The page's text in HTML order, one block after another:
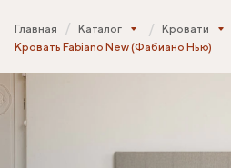
Главная Каталог Кровати
Кровать Fabiano New (Фабиано Нью)